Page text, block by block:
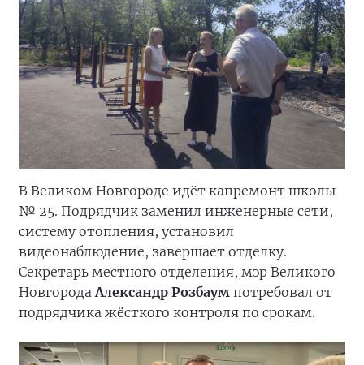
В Великом Новгороде идёт капремонт школы
№ 25. Подрядчик заменил инженерные сети,
систему отопления, установил
видеонаблюдение, завершает отделку.
Секретарь местного отделения, мэр Великого
НовгородаАлександр Розбаум потребовал от
подрядчика жёсткого контроля по срокам.